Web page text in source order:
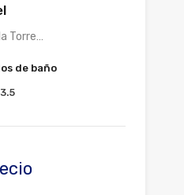
Torre…
de baño
3.5